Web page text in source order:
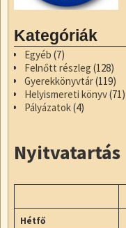
Kategóriák
Egyéb (7)
Felnőtt részleg (128)
Gyerekkönyvtár(119)
Helyismereti könyv(71)
Pályázatok(4)
Nyitvatartás
Hétfő